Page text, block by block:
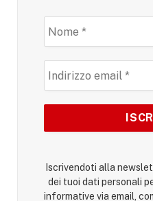
Iscrivendoti alla
dei tuoi dati personali
informative via email,